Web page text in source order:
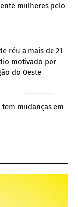
mulheres pelo
réu a mais de 21
motivado por
do Oeste
mudanças em